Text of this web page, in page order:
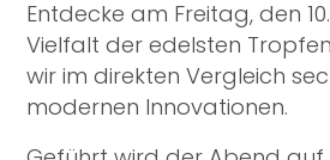
Entdecke am Freitag, den
Vielfalt der edelsten
wir im direkten Vergleich
modernen Innovationen.